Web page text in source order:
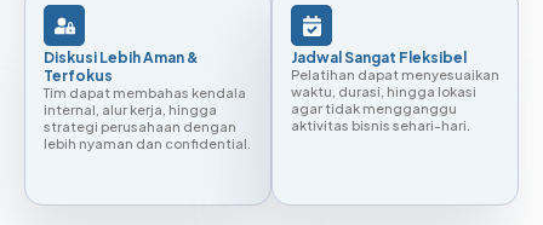
Diskusi Lebih Aman &
Terfokus
Tim dapat membahas kendala
internal, alur kerja, hingga
strategi perusahaan dengan
lebih nyaman dan confidential.
Jadwal Sangat Fleksibel
Pelatihan dapat menyesuaikan
waktu, durasi, hingga lokasi
agar tidak mengganggu
aktivitas bisnis sehari-hari.